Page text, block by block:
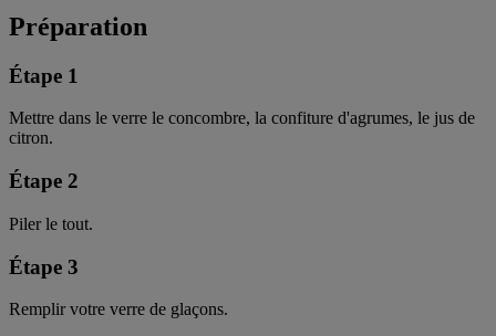
Préparation
Étape 1
Mettre dans le verre le concombre, la confiture d'agrumes, le jus de
citron.
Étape 2
Piler le tout.
Étape 3
Remplir votre verre de glaçons.